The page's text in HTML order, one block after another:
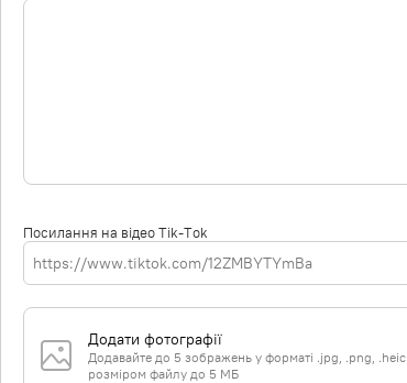
Посилання на відео Tik-Tok
Додати фотографії
Додавайте до 5 зображень у форматі .jpg, .png, .heic
розміром файлу до 5 МБ